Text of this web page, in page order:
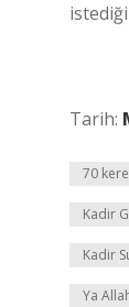
Tarih:
70
Kadir
Kadir
Ya